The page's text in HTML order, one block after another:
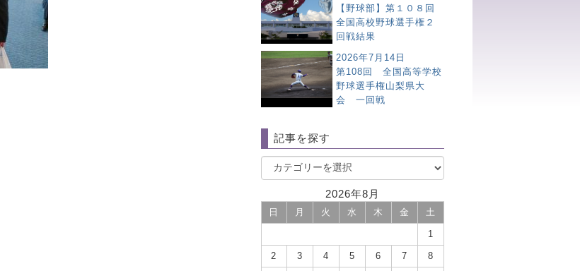
【野球部】第１０８回
全国高校野球選手権２
回戦結果
2026年7月14日
第108回 全国高等学校
野球選手権山梨県大
会 一回戦
記事を探す
2026年8月
日 月 火 水 木 金 土
1
2 3 4 5 6 7 8